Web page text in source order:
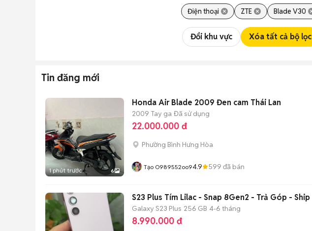
Điện thoại ZTE Blade V30
Đổi khu vực Xóa tất cả bộ lọc
Tin đăng mới
1 phút trước 6
Honda Air Blade 2009 Đen cam Thái Lan
2009 Tay ga Đã sử dụng
22.000.000 đ
Phường Bình Hưng Hòa
Tạo O989552oo94.9 599 đã bán
S23 Plus Tím Lilac - Snap 8Gen2 - Trả Góp - Ship
Galaxy S23 Plus 256 GB 4-6 tháng
8.990.000 đ